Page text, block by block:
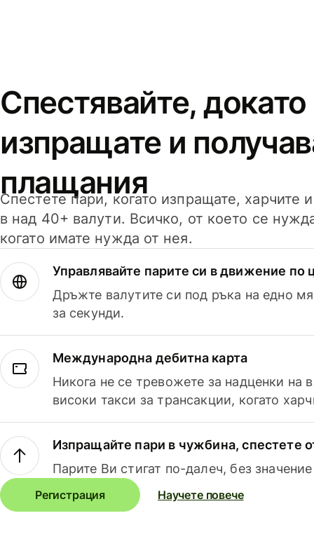
Спестявайте,
изпращате и
плащания
Спестете пари, когато изпращате, харчите
в над 40+ валути. Всичко, от което се
когато имате нужда от нея.
Управлявайте парите си в движение по
Дръжте валутите си под ръка на едно
за секунди.
Международна дебитна карта
Никога не се тревожете за надценки на
високи такси за трансакции, когато
Изпращайте пари в чужбина, спестете
Парите Ви стигат по-далеч, без
Регистрация Научете повече